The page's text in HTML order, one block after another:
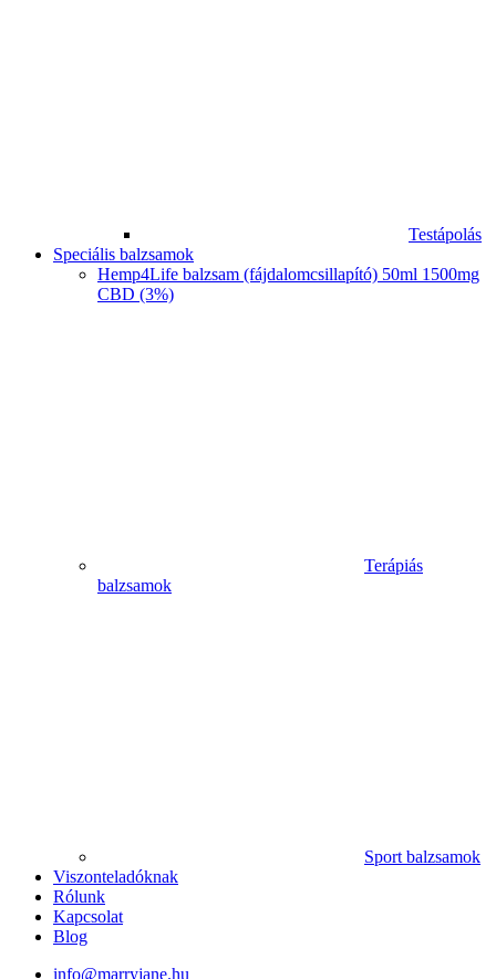
Testápolás
Speciális balzsamok
Hemp4Life balzsam (fájdalomcsillapító) 50ml 1500mg
CBD (3%)
Terápiás
balzsamok
Sport balzsamok
Viszonteladóknak
Rólunk
Kapcsolat
Blog
info@marryjane.hu